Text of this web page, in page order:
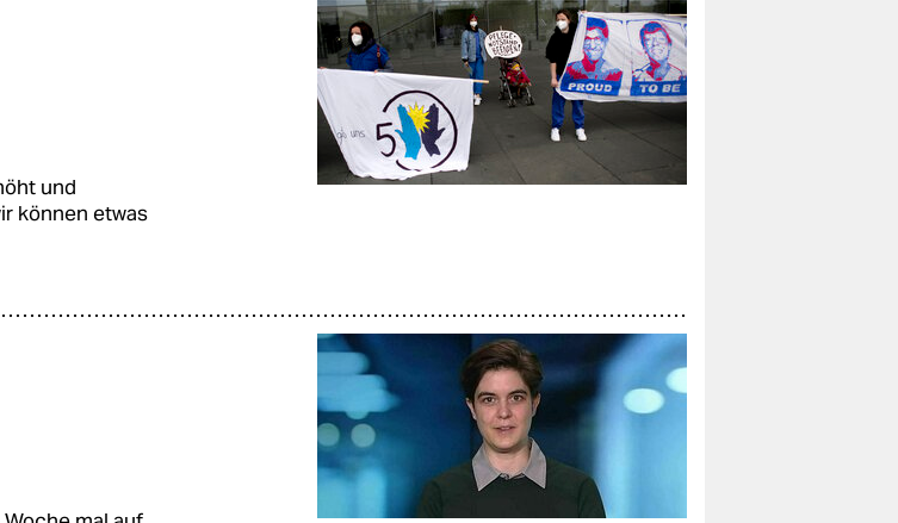
und
können etwas